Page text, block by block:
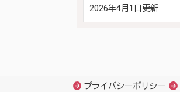
2026年4月1日更新
プライバシーポリシー